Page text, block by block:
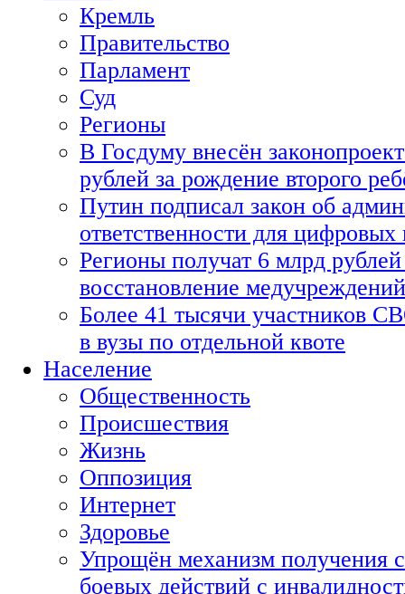
Кремль
Правительство
Парламент
Суд
Регионы
В Госдуму внесён
рублей за рождение второго
Путин подписал закон об
ответственности для
Регионы получат 6 млрд рублей
восстановление медучреждений
Более 41 тысячи участников
в вузы по отдельной квоте
Население
Общественность
Происшествия
Жизнь
Оппозиция
Интернет
Здоровье
Упрощён механизм получения
боевых действий с